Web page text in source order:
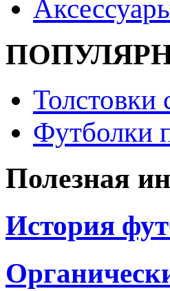
Футболки
Полезная
История